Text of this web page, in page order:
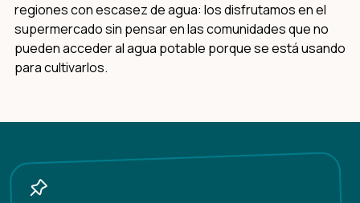
regiones con escasez de agua: los disfrutamos en el
supermercado sin pensar en las comunidades que no
pueden acceder al agua potable porque se está usando
para cultivarlos.